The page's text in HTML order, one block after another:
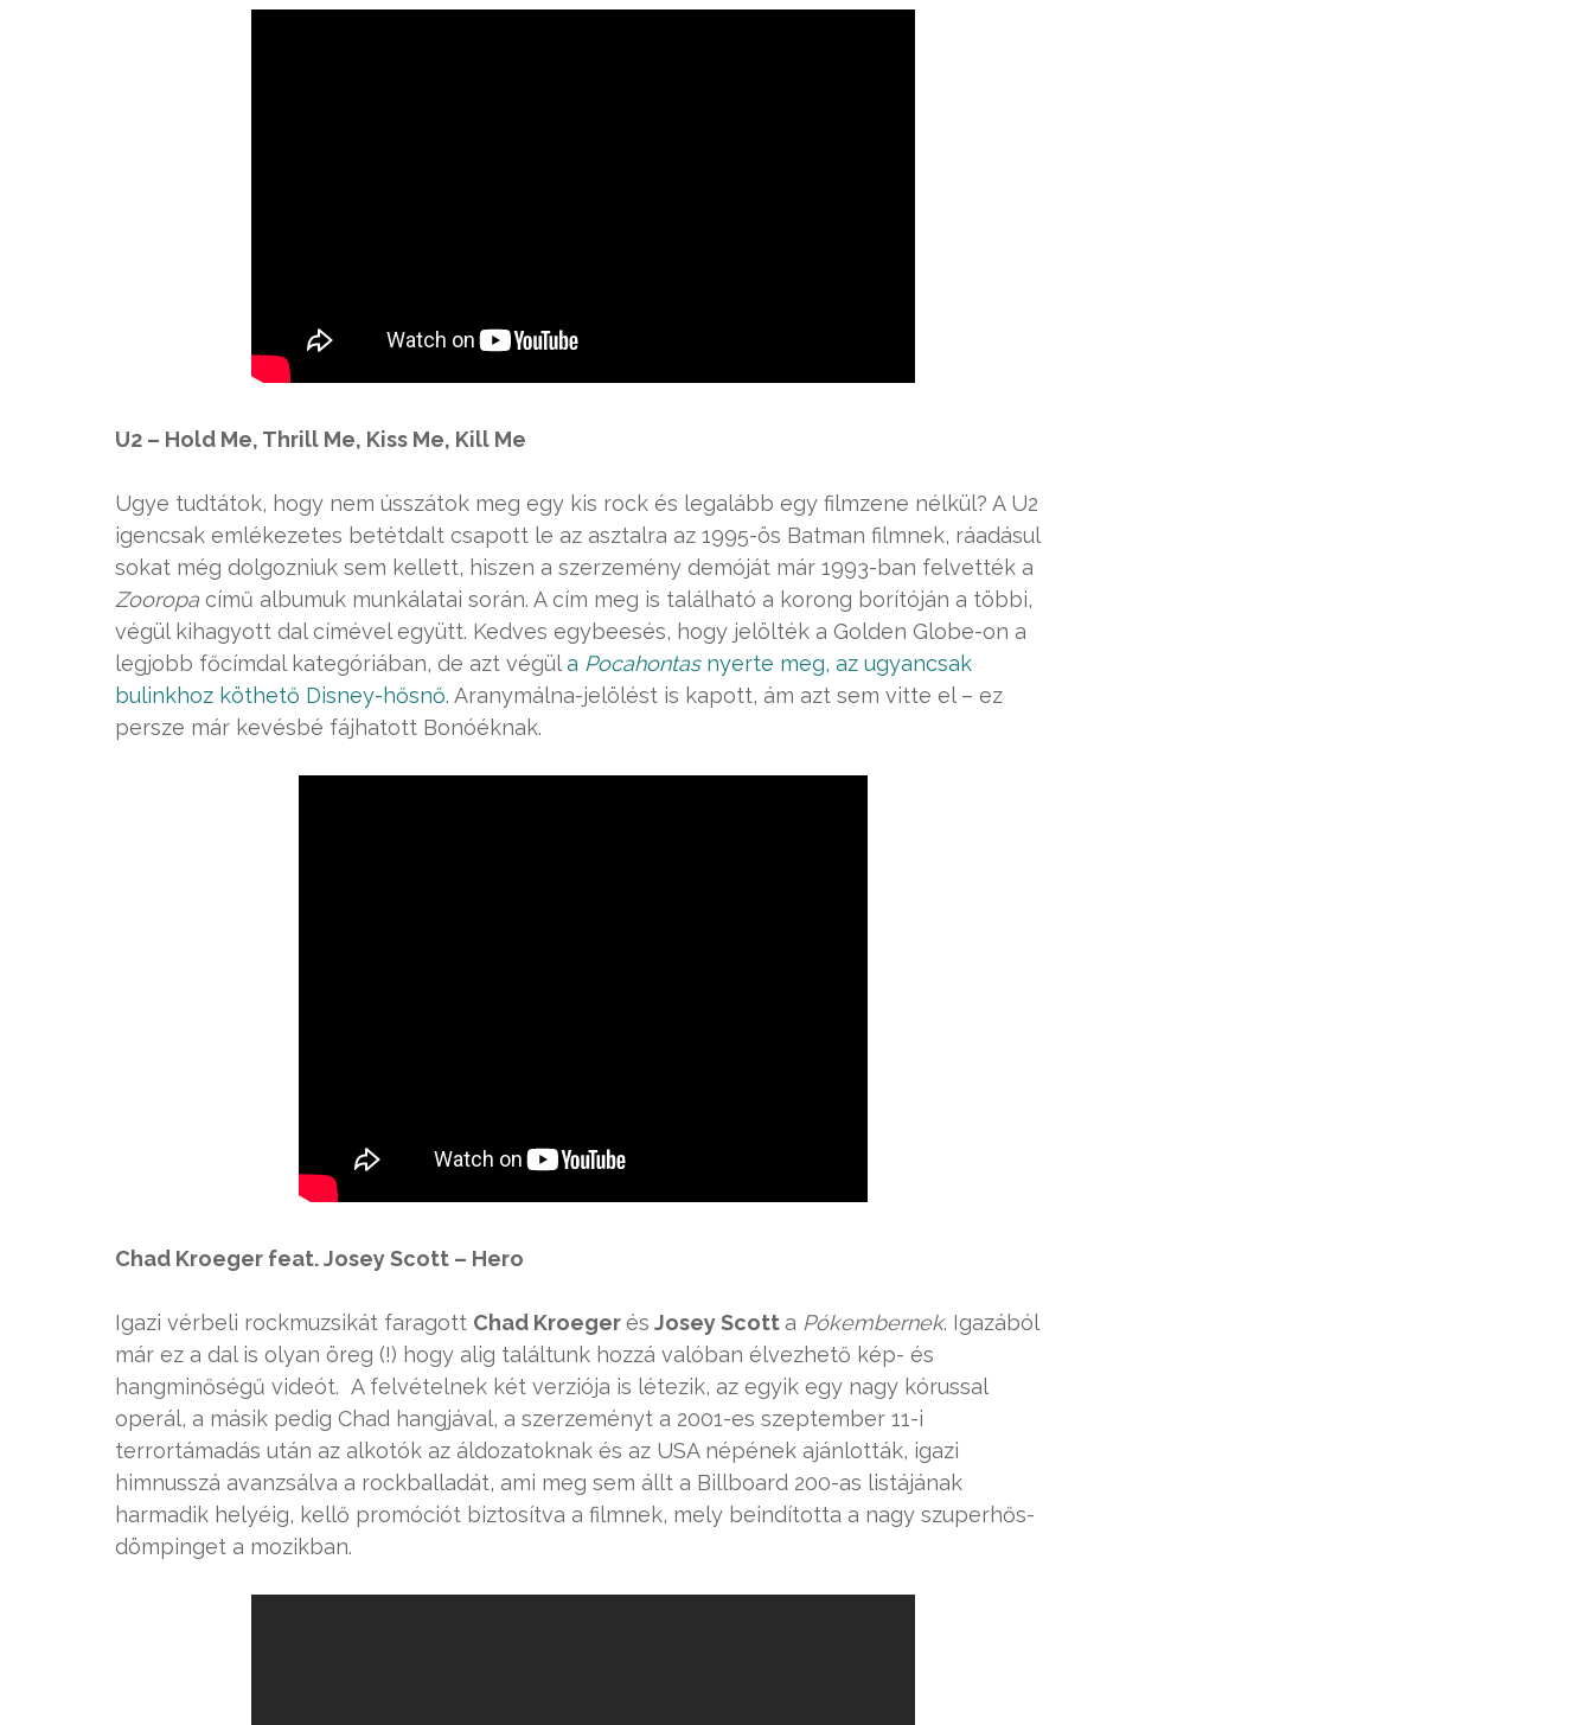
U2 – Hold Me, Thrill Me, Kiss Me, Kill Me
Ugye tudtátok, hogy nem ússzátok meg egy kis rock és legalább egy filmzene nélkül? A U2
igencsak emlékezetes betétdalt csapott le az asztalra az 1995-ös Batman filmnek, ráadásul
sokat még dolgozniuk sem kellett, hiszen a szerzemény demóját már 1993-ban felvették a
Zooropa című albumuk munkálatai során. A cím meg is található a korong borítóján a többi,
végül kihagyott dal címével együtt. Kedves egybeesés, hogy jelölték a Golden Globe-on a
legjobb főcímdal kategóriában, de azt végüla Pocahontasnyerte meg, az ugyancsak
bulinkhoz köthető Disney-hősnő. Aranymálna-jelölést is kapott, ám azt sem vitte el – ez
persze már kevésbé fájhatott Bonóéknak.
Chad Kroeger feat. Josey Scott – Hero
Igazi vérbeli rockmuzsikát faragott Chad Kroegerés Josey Scott a Pókembernek. Igazából
már ez a dal is olyan öreg (!) hogy alig találtunk hozzá valóban élvezhető kép- és
hangminőségű videót. A felvételnek két verziója is létezik, az egyik egy nagy kórussal
operál, a másik pedig Chad hangjával, a szerzeményt a 2001-es szeptember 11-i
terrortámadás után az alkotók az áldozatoknak és az USA népének ajánlották, igazi
himnusszá avanzsálva a rockballadát, ami meg sem állt a Billboard 200-as listájának
harmadik helyéig, kellő promóciót biztosítva a filmnek, mely beindította a nagy szuperhős-
dömpinget a mozikban.